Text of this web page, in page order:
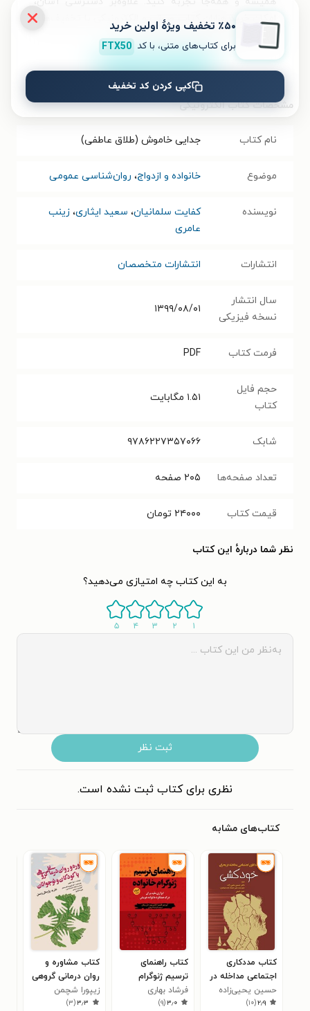
امکان خرید هزاران کتاب صوتی و الکترونیکی با تخفیف‌های
ویژه و بهترین قیمت هم فراهم است.
مشخصات کتاب الکترونیکی
نام کتاب جدایی خاموش (طلاق عاطفی)
موضوع خانواده و ازدواج، روان‌شناسی عمومی
نویسنده کفایت سلمانیان، سعید ایثاری، زینب
عامری
انتشارات انتشارات متخصصان
سال انتشار
نسخه فیزیکی
۱۳۹۹/۰۸/۰۱
فرمت کتاب PDF
حجم فایل
کتاب
۱.۵۱ مگابایت
شابک ۹۷۸۶۲۲۷۳۵۷۰۶۶
تعداد صفحه‌ها ۲۰۵ صفحه
قیمت کتاب ۲۴۰۰۰ تومان
نظر شما دربارهٔ این کتاب
به این کتاب چه امتیازی می‌دهید؟
۱ ۲ ۳ ۴ ۵
ثبت نظر
نظری برای کتاب ثبت نشده است.
کتاب‌های مشابه
کتاب مددکاری
اجتماعی مداخله در
بحران خودکشی
حسین یحیی‌زاده
۲٫۹(۱۰)
کتاب راهنمای
ترسیم ژنوگرام
خانواده
فرشاد بهاری
۳٫۰(۹)
کتاب مشاوره و
روان درمانی گروهی
با کودکان و
نوجوانان
زیپورا شچمن
۳٫۳(۳)
٪۵۰ تخفیف ویژۀ اولین خرید
برای کتاب‌های متنی، با کد FTX50
کپی کردن کد تخفیف